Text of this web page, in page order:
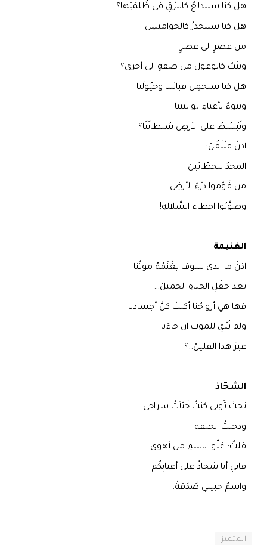
هل كنا سنندلعُ كالبرْقِ في ظُلمَتِها؟
هل كنا سننحدرُ كالجواميسِ
من عصرٍ الى عصرٍ
ونثبُ كالوعول من ضفةٍ الى أخرى؟
هل كنا سنحمِل قبائلنا وخيُولَنا
وننوءُ بأعباءِ توابيتنا
ونَبْسُطُ على الأرضِ سُلطانَنَا؟
اذنْ فلْنَقُلْ:
المجدُ للخطّائين
من قَوّموا درْءَ الأرضِ
وصوَّبُوا اخطاء السُّلالةِ!
الغنيمة
اذنْ ما الذي سوف يغْنَمُهُ موتُنا
بعد حفْلِ الحياةِ الجميلْ…
فها هي أرواحُنا أكلتْ كلَّ أجسادنا
ولم تُبْقِ للموت ان جاءَنا
غيرَ هذا القليلْ..؟
الشحّاذ
تحتَ ثَوبي كنتُ خَبّأتُ سراجي
ودخلتُ الحلقة
قلتُ: غنّوا باسمِ من أهوى
فاني أنا شحاذٌ على أعتابِكُم
واسمُ حبيبي صَدَقةْ.
المتميز